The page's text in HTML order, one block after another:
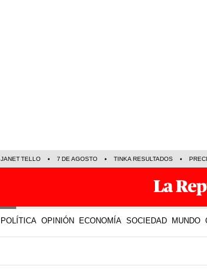
JANET TELLO 7 DE AGOSTO TINKA RESULTADOS
POLÍTICA OPINIÓN ECONOMÍA SOCIEDAD MUNDO